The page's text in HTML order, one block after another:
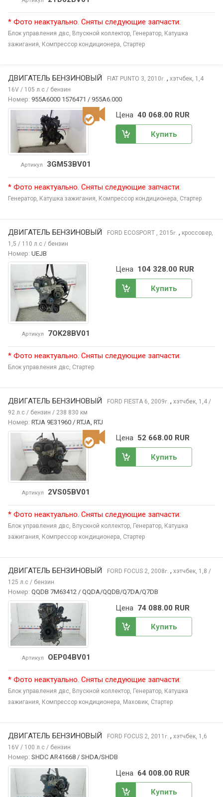
* Фото неактуально. Сняты следующие запчасти:
Блок управления двс, Впускной коллектор, Генератор, Катушка
зажигания, Компрессор кондиционера, Стартер
ДВИГАТЕЛЬ БЕНЗИНОВЫЙ FIAT PUNTO 3, 2010г. , хэтчбек, 1,4
16V / 105 л.с / бензин
Номер: 955A6000 1576471 / 955A6.000
Артикул 3GM53BV01
Цена 40 068.00 RUR
Купить
* Фото неактуально. Сняты следующие запчасти:
Генератор, Катушка зажигания, Компрессор кондиционера, Стартер
ДВИГАТЕЛЬ БЕНЗИНОВЫЙ FORD ECOSPORT , 2015г. , кроссовер,
1,5 / 110 л.с / бензин
Номер: UEJB
Артикул 7OK28BV01
Цена 104 328.00 RUR
Купить
* Фото неактуально. Сняты следующие запчасти:
Блок управления двс, Стартер
ДВИГАТЕЛЬ БЕНЗИНОВЫЙ FORD FIESTA 6, 2009г. , хэтчбек, 1,4 /
92 л.с / бензин / 238 830 км
Номер: RTJA 9E31960 / RTJA, RTJ
Артикул 2VS05BV01
Цена 52 668.00 RUR
Купить
* Фото неактуально. Сняты следующие запчасти:
Блок управления двс, Впускной коллектор, Генератор, Катушка
зажигания, Компрессор кондиционера, Стартер
ДВИГАТЕЛЬ БЕНЗИНОВЫЙ FORD FOCUS 2, 2008г. , хэтчбек, 1,8 /
125 л.с / бензин
Номер: QQDB 7M63412 / QQDA/QQDB/Q7DA/Q7DB
Артикул OEP04BV01
Цена 74 088.00 RUR
Купить
* Фото неактуально. Сняты следующие запчасти:
Блок управления двс, Впускной коллектор, Генератор, Катушка
зажигания, Компрессор кондиционера, Маховик, Стартер
ДВИГАТЕЛЬ БЕНЗИНОВЫЙ FORD FOCUS 2, 2011 г. , хэтчбек, 1,6
16V / 100 л.с / бензин
Номер: SHDC AR41668 / SHDA/SHDB
Цена 64 008.00 RUR
Купить